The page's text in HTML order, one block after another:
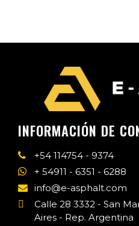
INFORMACIÓN DE
+54 114754 - 9374
+ 54911 - 6351 - 6288
info@e-asphalt.com
Calle 28 3332 - San
Aires - Rep. Argentina